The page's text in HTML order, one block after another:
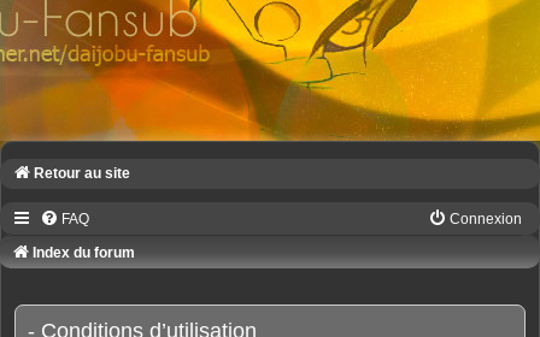
Retour au site
FAQ
Connexion
Index du forum
- Conditions d’utilisation